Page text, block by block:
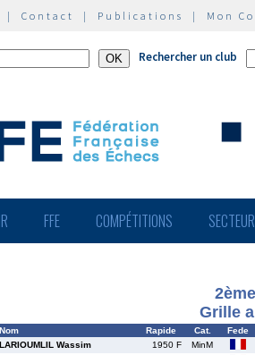
| Contact | Publications | Mon
Rechercher un club
FFE COMPÉTITIONS
Grille
Nom Rapide Cat.
Fede
LARIOUMLIL Wassim 1950 F
MinM